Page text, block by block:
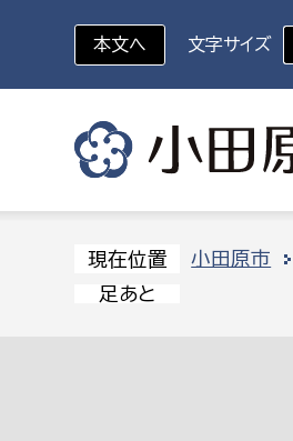
いざというときに
対象者を選択
組織から探す
部に属さない室
本文へ 文字サイズ
現在位置 小田原市
足あと